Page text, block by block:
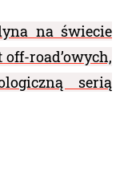
na świecie
road’owych,
serią